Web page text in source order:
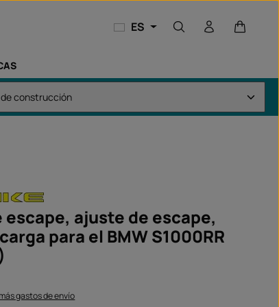
ES El
ajuste de escape,
para el BMW S1000RR
gastos de envío